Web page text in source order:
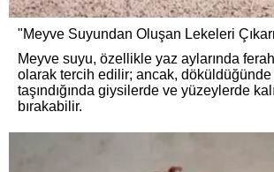
"Meyve Suyundan Oluşan Lekeleri
Meyve suyu, özellikle yaz aylarında
olarak tercih edilir; ancak, döküldüğünde
taşındığında giysilerde ve yüzeylerde
bırakabilir.